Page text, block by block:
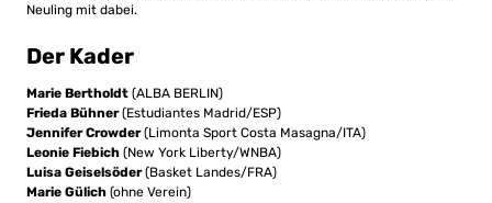
Neuling mit dabei.
Der Kader
Marie Bertholdt (ALBA BERLIN)
Frieda Bühner(Estudiantes Madrid/ESP)
Jennifer Crowder(Limonta Sport Costa Masagna/ITA)
Leonie Fiebich (New York Liberty/WNBA)
Luisa Geiselsöder(Basket Landes/FRA)
Marie Gülich (ohne Verein)